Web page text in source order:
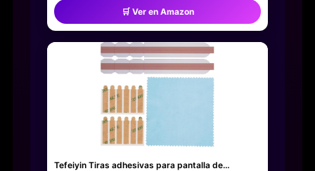
🛒 Ver en Amazon
Tefeiyin Tiras adhesivas para pantalla de…